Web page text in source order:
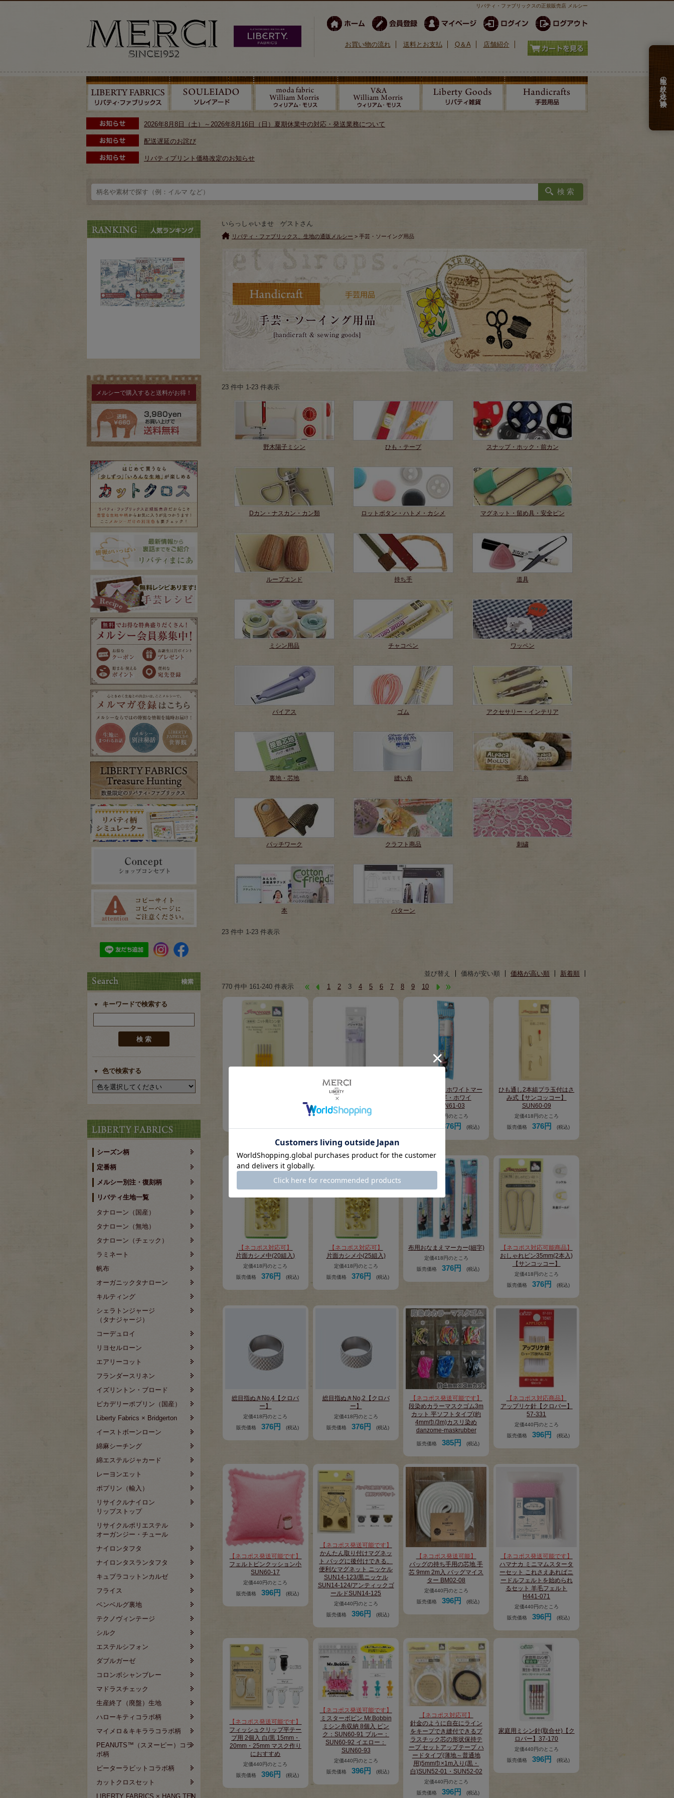
リバティ・ファブリックスの正規販売店 メルシー
お買い物の流れ 送料とお支払 Q＆A 店舗紹介
2026年8月8日（土）～2026年8月16日（日）夏期休業中の対応・発送業務について
配送遅延のお詫び
リバティプリント価格改定のお知らせ
生地の絞り込み検索
メルシーで購入すると送料がお得！
キーワードで検索する
色で検索する
シーズン柄
定番柄
メルシー別注・復刻柄
リバティ生地一覧
タナローン（国産）
タナローン（無地）
タナローン（チェック）
ラミネート
帆布
オーガニックタナローン
キルティング
シェラトンジャージ
（タナジャージ）
コーデュロイ
リヨセルローン
エアリーコット
フランダースリネン
イズリントン・ブロード
ピカデリーポプリン（国産）
Liberty Fabrics × Bridgerton
イーストボーンローン
綿麻シーチング
綿エステルジャカード
レーヨンエット
ポプリン（輸入）
リサイクルナイロン
リップストップ
リサイクルポリエステル
オーガンジー・チュール
ナイロンタフタ
ナイロンタスランタフタ
キュプラコットンカルゼ
フライス
ベンベルグ裏地
テクノヴィンテージ
シルク
エステルシフォン
ダブルガーゼ
コロンボシャンブレー
マドラスチェック
生産終了（廃盤）生地
ハローキティコラボ柄
マイメロ＆キキララコラボ柄
PEANUTS™（スヌーピー）コラ
ボ柄
ピーターラビットコラボ柄
カットクロスセット
LIBERTY FABRICS × HANG TEN
いらっしゃいませ ゲストさん
リバティ・ファブリックス、生地の通販メルシー > 手芸・ソーイング用品
23 件中 1-23 件表示
野木陽子ミシン ひも・テープ スナップ・ホック・前カン
Dカン・ナスカン・カン類 ロットボタン・ハトメ・カシメ マグネット・留め具・安全ピン
ループエンド 持ち手 道具
ミシン用品 チャコペン ワッペン
バイアス ゴム アクセサリー・インテリア
裏地・芯地 縫い糸 毛糸
パッチワーク クラフト商品 刺繍
本 パターン
23 件中 1-23 件表示
並び替え 価格が安い順 価格が高い順
新着順
770 件中 161-240 件表示
1 2 3 4 5 6 7 8 9 10
【ネコポス対応商品】
パジャマゴム(白・約18mm
巾/3m)【サンコッコー】
SUN41-48
布用おなまえホワイトマー
カー(中字・ホワイ
ト)SUN61-03
定価418円のところ
376円 (税込)
ひも通し2本組プラ玉付はさ
み式【サンコッコー】
SUN60-09
定価418円のところ
販売価格
376円 (税込)
【ネコポス対応可】
片面カシメ中(20組入)
定価418円のところ
販売価格
376円 (税込)
【ネコポス対応可】
片面カシメ小(25組入)
定価418円のところ
販売価格
376円 (税込)
布用おなまえマーカー(細字)
定価418円のところ
販売価格
376円 (税込)
【ネコポス対応可能商品】
おしゃれピン35mm(2本入)
【サンコッコー】
定価418円のところ
販売価格
376円 (税込)
総目指ぬきNo,4【クロバ
ー】
定価418円のところ
販売価格
376円 (税込)
総目指ぬきNo,2【クロバ
ー】
定価418円のところ
販売価格
376円 (税込)
【ネコポス発送可能です】
段染めカラーマスクゴム3m
カット 平ソフトタイプ(約
4mm巾/3m)カスリ染め
danzome-maskrubber
販売価格 385円 (税込)
【ネコポス対応商品】
アップリケ針【クロバー】
57-331
定価440円のところ
販売価格
396円 (税込)
【ネコポス発送可能です】
フェルトピンクッション小
SUN60-17
定価440円のところ
販売価格
396円 (税込)
【ネコポス発送可能です】
かんたん取り付けマグネッ
ト バッグに後付けできる、
便利なマグネット ニッケル
SUN14-123/黒ニッケル
SUN14-124/アンティックゴ
ールドSUN14-125
定価440円のところ
販売価格
396円 (税込)
【ネコポス発送可能】
バッグの持ち手用の芯地 手
芯 9mm 2m入 バッグマイス
ター BM02-08
定価440円のところ
販売価格
396円 (税込)
【ネコポス発送可能です】
ハマナカ ミニマムスタータ
ーセット これさえあればニ
ードルフェルトを始められ
るセット 羊毛フェルト
H441-071
定価440円のところ
販売価格
396円 (税込)
【ネコポス発送可能です】
フィッシュクリップ平テー
プ用 2個入 白/黒 15mm・
20mm・25mm マスク作り
におすすめ
定価440円のところ
販売価格
396円 (税込)
【ネコポス発送可能です】
ミスターボビン Mr.Bobbin
ミシン糸収納 8個入 ピン
ク：SUN60-91 ブルー：
SUN60-92 イエロー：
SUN60-93
定価440円のところ
販売価格
396円 (税込)
【ネコポス対応可】
針金のように自在にライン
をキープでき縫付できるプ
ラスチック芯の形状保持テ
ープ セットアップテープ ハ
ードタイプ(薄地～普通地
用)5mm巾×1m入り(黒・
白)SUN52-01・SUN52-02
定価440円のところ
販売価格
396円 (税込)
家庭用ミシン針(取合せ)【ク
ロバー】37-170
定価440円のところ
販売価格
396円 (税込)